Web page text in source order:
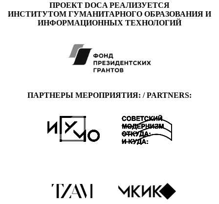
ПРОЕКТ DOCA РЕАЛИЗУЕТСЯ
ИНСТИТУТОМ ГУМАНИТАРНОГО ОБРАЗОВАНИЯ И
ИНФОРМАЦИОННЫХ ТЕХНОЛОГИЙ
ПАРТНЕРЫ МЕРОПРИЯТИЯ: / PARTNERS: